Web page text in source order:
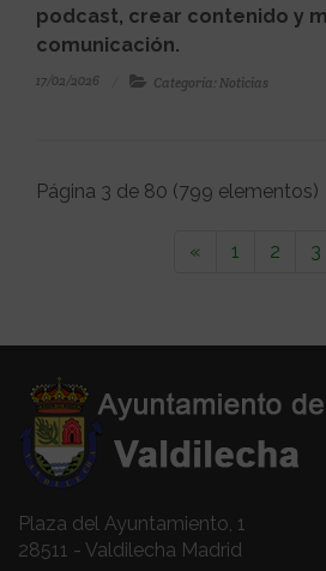
podcast, crear contenido y
comunicación.
17/02/2026 Categoría: Noticias
Página 3 de 80 (799 elementos)
« 1 2 3
Plaza del Ayuntamiento, 1
28511 - Valdilecha Madrid